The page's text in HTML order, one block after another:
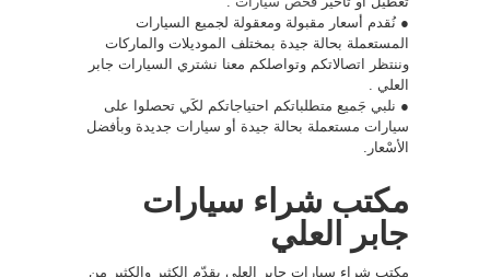
● نُقدم أسعار مقبولة ومعقولة لجميع السيارات
المستعملة بحالة جيدة بمختلف الموديلات والماركات
وننتظر اتصالاتكم وتواصلكم معنا نشتري السيارات جابر
العلي .
● نلبي جَميع متطلباتكم احتياجاتكم لكَي تحصلوا على
سيارات مستعملة بحالة جيدة أو سيارات جديدة وبأفضل
الأسْعار.
مكتب شراء سيارات
جابر العلي
مكتب شراء سيارات جابر العلي يقدّم الكثير والكثير من